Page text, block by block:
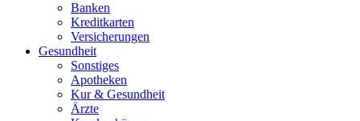
Banken
Kreditkarten
Versicherungen
Gesundheit
Sonstiges
Apotheken
Kur & Gesundheit
Ärzte